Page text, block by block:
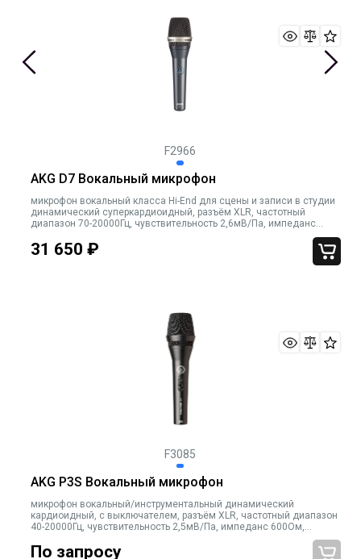
F2966
AKG D7 Вокальный микрофон
микрофон вокальный класса Hi-End для сцены и записи в студии
динамический суперкардиоидный, разъём XLR, частотный
диапазон 70-20000Гц, чувствительность 2,6мВ/Па, импеданс
ветрозащита, в комплекте ч
31 650 ₽
F3085
AKG P3S Вокальный микрофон
микрофон вокальный/инструментальный динамический
кардиоидный, с выключателем, разъём XLR, частотный диапазон
40-20000Гц, чувствительность 2,5мВ/Па, импеданс 600Ом,
рекомендованная нагрузка 2000Ом, металлический корпус, цвет
чёрный, встроенная ветр
По запросу